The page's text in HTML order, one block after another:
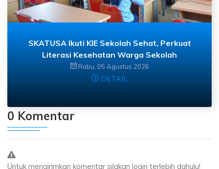
SKATUSA Ikuti KIE Sekolah Sehat, Perkuat
Literasi Kesehatan Warga Sekolah
Rabu, 05 Agustus 2026
DETAIL
0 Komentar
Untuk mengirimkan komentar silakan login terlebih dahulu!